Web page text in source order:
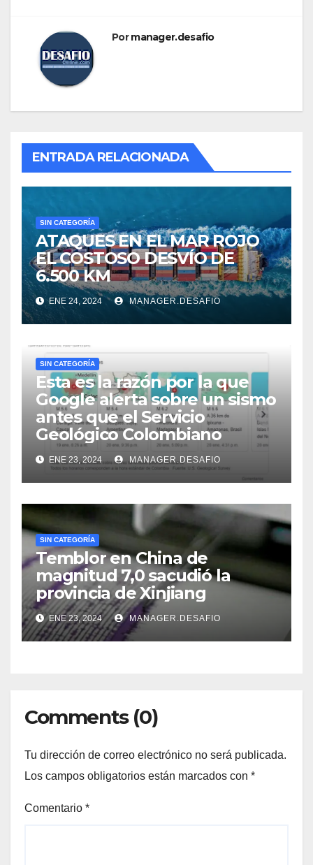
Pormanager.desafio
ENTRADA RELACIONADA
SIN CATEGORÍA
ATAQUES EN EL MAR ROJO
EL COSTOSO DESVÍO DE
6.500 KM
ENE 24, 2024 MANAGER.DESAFIO
SIN CATEGORÍA
Esta es la razón por la que
Google alerta sobre un sismo
antes que el Servicio
Geológico Colombiano
ENE 23, 2024 MANAGER.DESAFIO
SIN CATEGORÍA
Temblor en China de
magnitud 7,0 sacudió la
provincia de Xinjiang
ENE 23, 2024 MANAGER.DESAFIO
Comments (0)
Tu dirección de correo electrónico no será publicada.
Los campos obligatorios están marcados con *
Comentario *